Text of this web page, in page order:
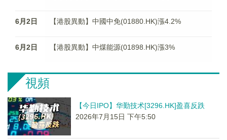
6月2日 【港股異動】中國中免(01880.HK)漲4.2%
6月2日 【港股異動】中煤能源(01898.HK)漲3%
視頻
【今日IPO】华勤技术[3296.HK]盈喜反跌
2026年7月15日 下午5:50